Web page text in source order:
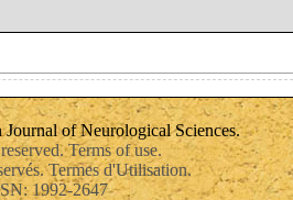
of Neurological Sciences.
Terms of use.
Termes d'Utilisation.
1992-2647